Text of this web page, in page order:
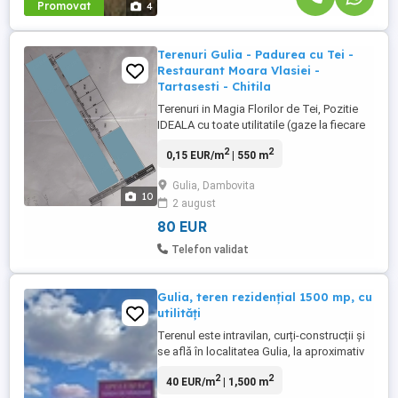
Promovat 4
10
Terenuri Gulia - Padurea cu Tei -
Restaurant Moara Vlasiei -
Tartasesti - Chitila
Terenuri in Magia Florilor de Tei, Pozitie
IDEALA cu toate utilitatile (gaze la fiecare
547 m2 3. 1x teren 551 m2 4. 1x teren 730
EUROPEAN) latime: pentru pompieri,
ambulanta, 2 sensuri cu intoarcere
+++Gaze, Lumina, ...
0,15 EUR/m2| 550 m2
Gulia, Dambovita
2 august
80 EUR
Telefon validat
Gulia, teren rezidențial 1500 mp, cu
utilități
Terenul este intravilan, curți-construcții și
se află în localitatea Gulia, la aproximativ
Bucureștiului, la 5 km de Autostrada A0, cu
40 EUR/m2| 1,500 m2